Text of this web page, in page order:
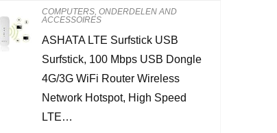
COMPUTERS, ONDERDELEN AND
ACCESSOIRES
ASHATA LTE Surfstick USB
Surfstick, 100 Mbps USB Dongle
4G/3G WiFi Router Wireless
Network Hotspot, High Speed
LTE…